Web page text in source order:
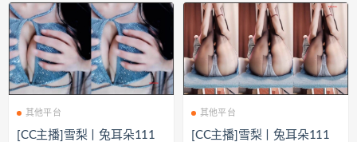
其他平台
[CC主播]雪梨丨兔耳朵111
其他平台
[CC主播]雪梨丨兔耳朵111